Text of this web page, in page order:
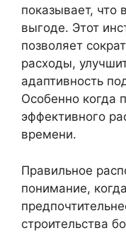
показывает, что
выгоде. Этот
позволяет
расходы,
адаптивность
Особенно когда
эффективного
времени.
Правильное
понимание,
строительства